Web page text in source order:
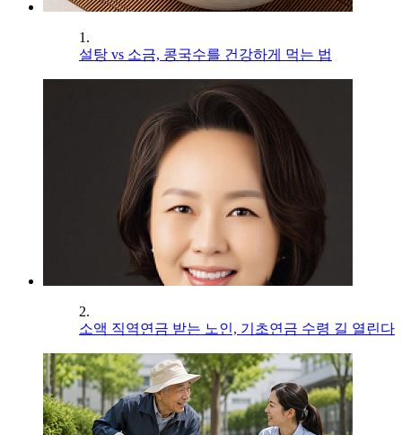
1.
설탕 vs 소금, 콩국수를 건강하게 먹는 법
2.
소액 직역연금 받는 노인, 기초연금 수령 길 열린다